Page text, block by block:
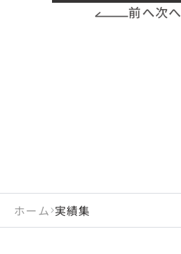
前へ次へ
ホーム 実績集